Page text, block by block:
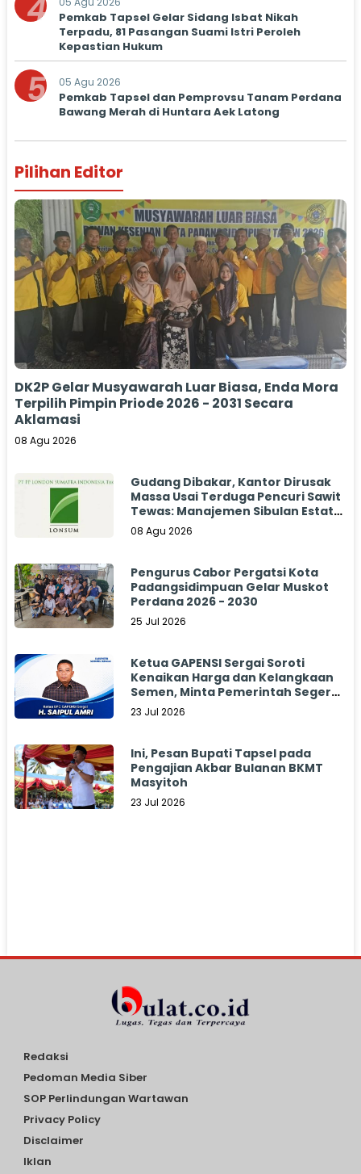
4
Pemkab Tapsel Gelar Sidang Isbat Nikah
Terpadu, 81 Pasangan Suami Istri Peroleh
Kepastian Hukum
5 05 Agu 2026
Pemkab Tapsel dan Pemprovsu Tanam Perdana
Bawang Merah di Huntara Aek Latong
Pilihan Editor
DK2P Gelar Musyawarah Luar Biasa, Enda Mora
Terpilih Pimpin Priode 2026 - 2031 Secara
Aklamasi
08 Agu 2026
Gudang Dibakar, Kantor Dirusak
Massa Usai Terduga Pencuri Sawit
Tewas: Manajemen Sibulan Estate
Bungkam
08 Agu 2026
Pengurus Cabor Pergatsi Kota
Padangsidimpuan Gelar Muskot
Perdana 2026 - 2030
25 Jul 2026
Ketua GAPENSI Sergai Soroti
Kenaikan Harga dan Kelangkaan
Semen, Minta Pemerintah Segera
Bertindak
23 Jul 2026
Ini, Pesan Bupati Tapsel pada
Pengajian Akbar Bulanan BKMT
Masyitoh
23 Jul 2026
Redaksi
Pedoman Media Siber
SOP Perlindungan Wartawan
Privacy Policy
Disclaimer
Iklan